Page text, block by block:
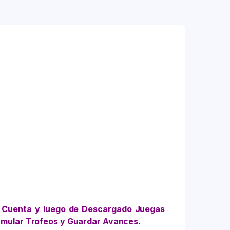
y luego de Descargado Juegas
Trofeos y Guardar Avances.